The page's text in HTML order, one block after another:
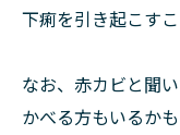
下痢を引き起こすこ
なお、赤カビと聞
かべる方もいるか